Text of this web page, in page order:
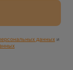
данных и